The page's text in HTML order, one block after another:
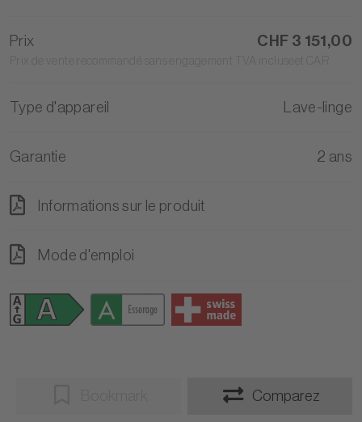
Prix CHF 3 151,00
Type d'appareil Lave-linge
Garantie 2 ans
Informations sur le produit
Mode d'emploi
Comparez